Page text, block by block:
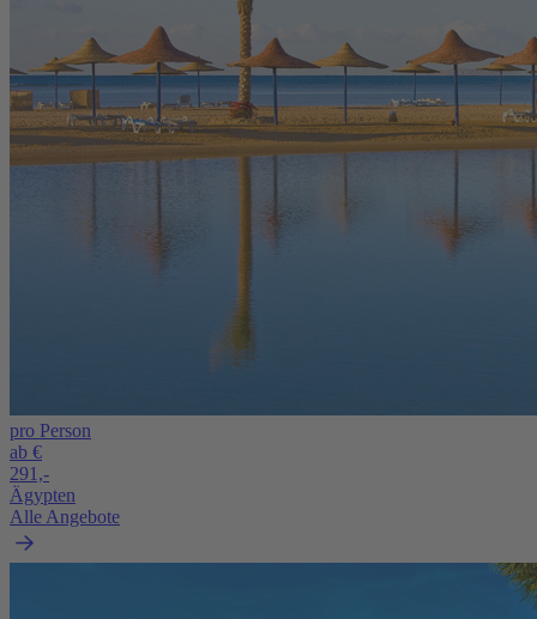
pro Person
ab €
291,-
Ägypten
Alle Angebote